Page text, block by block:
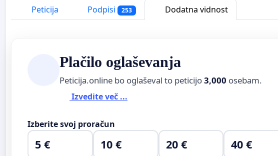
Peticija
Podpisi 253 Dodatna vidnost
Plačilo oglaševanja
Peticija.online bo oglaševal to peticijo3,000 osebam.
Izvedite več ...
Izberite svoj proračun
5 € 10 € 20 € 40 €